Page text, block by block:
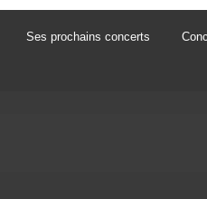
Ses prochains concerts